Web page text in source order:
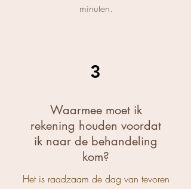
minuten.
3
Waarmee moet ik
rekening houden voordat
ik naar de behandeling
kom?
Het is raadzaam de dag van tevoren